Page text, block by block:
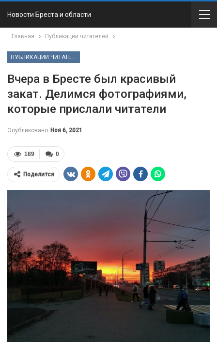
Новости Бреста и области
Главная Публикации читателей
ПУБЛИКАЦИИ ЧИТАТЕЛЕЙ
Вчера в Бресте был красивый
закат. Делимся фотографиями,
которые прислали читатели
Опубликовано Ноя 6, 2021
0
189
Поделится